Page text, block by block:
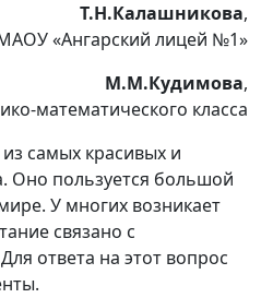
Т.Н.Калашникова,
«Ангарский лицей №1»
М.М.Кудимова,
математического класса
самых красивых и
Оно пользуется большой
У многих возникает
связано с
ответа на этот вопрос